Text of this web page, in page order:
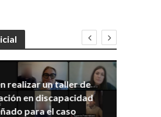
realizar un taller de
en discapacidad
para el caso